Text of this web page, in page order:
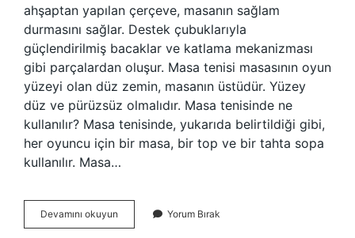
ahşaptan yapılan çerçeve, masanın sağlam
durmasını sağlar. Destek çubuklarıyla
güçlendirilmiş bacaklar ve katlama mekanizması
gibi parçalardan oluşur. Masa tenisi masasının oyun
yüzeyi olan düz zemin, masanın üstüdür. Yüzey
düz ve pürüzsüz olmalıdır. Masa tenisinde ne
kullanılır? Masa tenisinde, yukarıda belirtildiği gibi,
her oyuncu için bir masa, bir top ve bir tahta sopa
kullanılır. Masa…
Devamını okuyun
Tenisinde
Yorum Bırak